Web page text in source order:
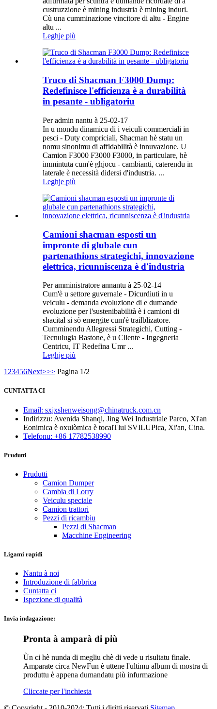
custruzzione è mining industria è mining induri.
Cù una cumminazione vincitore di altu - Engine
altu ...
Leghje più
Truco di Shacman F3000 Dump:
Redefinisce l'efficienza è a durabilità
in pesante - ubligatoriu
Per admin nantu à 25-02-17
In u mondu dinamicu di i veiculi commerciali in
pesci - Duty compriciali, Shacman hè statu un
nomu sinonimu di affidabilità è innuvazione. U
Camion F3000 F3000 F3000, in particulare, hè
immintuta cum'è ghjocu - cambianti, caterendu in
laterale è necessità didersi d'industria. ...
Leghje più
Camioni shacman esposti un
impronte di glubale cun
partenathions strategichi, innovazione
elettrica, ricunniscenza è d'industria
Per amministratore annantu à 25-02-14
Cum'è u settore guvernale - Dicurdiuti in u
veiculu - demanda evoluzione di e dumande
evoluzione per l'sustenibabilità è i camioni di
shacital si sò emergite cum'è trailblizatore.
Cumminendu Allegressi Strategichi, Cutting -
Tecnulugia Bastone, è u Cliente - Ingegneria
Centricu, IT Redefina Umr ...
Leghje più
1 23456Next>>> Pagina 1/2
CUNTATTA CI
Email: sxjxshenweisong@chinatruck.com.cn
Indirizzu: Avenida Shanqi, Jing Wei Industriale Parco, Xi'an
Eonimica è oxulòmica è tocalTlul SVILUPica, Xi'an, Cina.
Telefonu: +86 17782538990
Prudutti
Prudutti
Camion Dumper
Cambia di Lorry
Veiculu speciale
Camion trattori
Pezzi di ricambiu
Pezzi di Shacman
Macchine Engineering
Ligami rapidi
Nantu à noi
Introduzione di fabbrica
Cuntatta ci
Ispezione di qualità
Invia indagazione:
Pronta à amparà di più
Ùn ci hè nunda di megliu chè di vede u risultatu finale.
Amparate circa NewFun è uttene l'ultimu album di mostra di
produttu è appena dumandatu più infurmazione
Cliccate per l'inchiesta